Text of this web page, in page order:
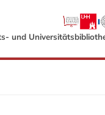
und